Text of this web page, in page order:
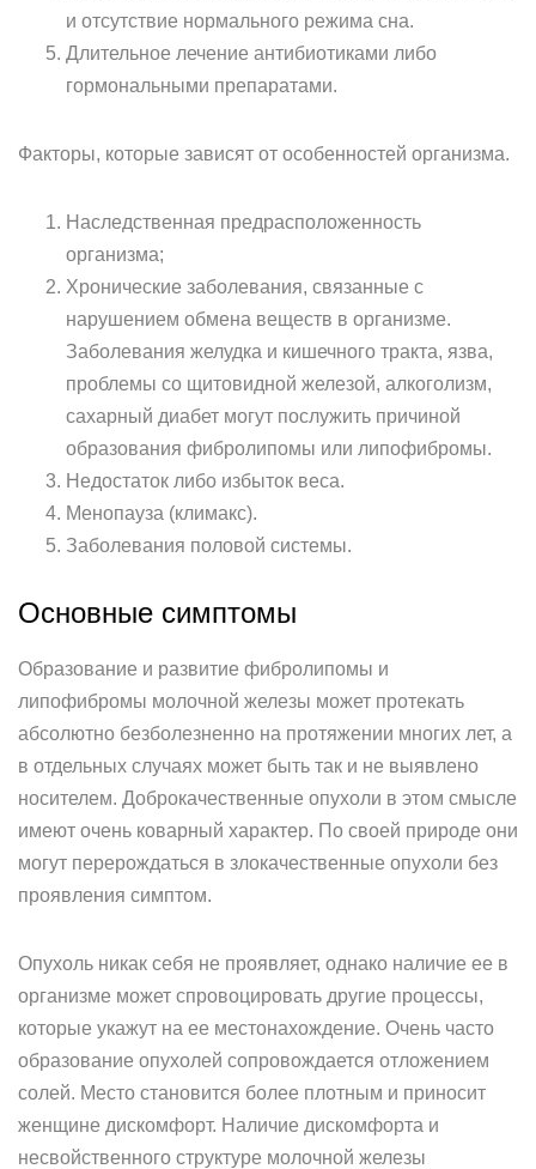
и отсутствие нормального режима сна.
Длительное лечение антибиотиками либо
гормональными препаратами.
Факторы, которые зависят от особенностей организма.
Наследственная предрасположенность
организма;
Хронические заболевания, связанные с
нарушением обмена веществ в организме.
Заболевания желудка и кишечного тракта, язва,
проблемы со щитовидной железой, алкоголизм,
сахарный диабет могут послужить причиной
образования фибролипомы или липофибромы.
Недостаток либо избыток веса.
Менопауза (климакс).
Заболевания половой системы.
Основные симптомы
Образование и развитие фибролипомы и
липофибромы молочной железы может протекать
абсолютно безболезненно на протяжении многих лет, а
в отдельных случаях может быть так и не выявлено
носителем. Доброкачественные опухоли в этом смысле
имеют очень коварный характер. По своей природе они
могут перерождаться в злокачественные опухоли без
проявления симптом.
Опухоль никак себя не проявляет, однако наличие ее в
организме может спровоцировать другие процессы,
которые укажут на ее местонахождение. Очень часто
образование опухолей сопровождается отложением
солей. Место становится более плотным и приносит
женщине дискомфорт. Наличие дискомфорта и
несвойственного структуре молочной железы